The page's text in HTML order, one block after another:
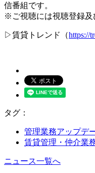
信番組です。
※ご視聴には視聴登録及
▷賃貸トレンド（https://
タグ：
管理業務アップデ
賃貸管理・仲介業
ニュース一覧へ